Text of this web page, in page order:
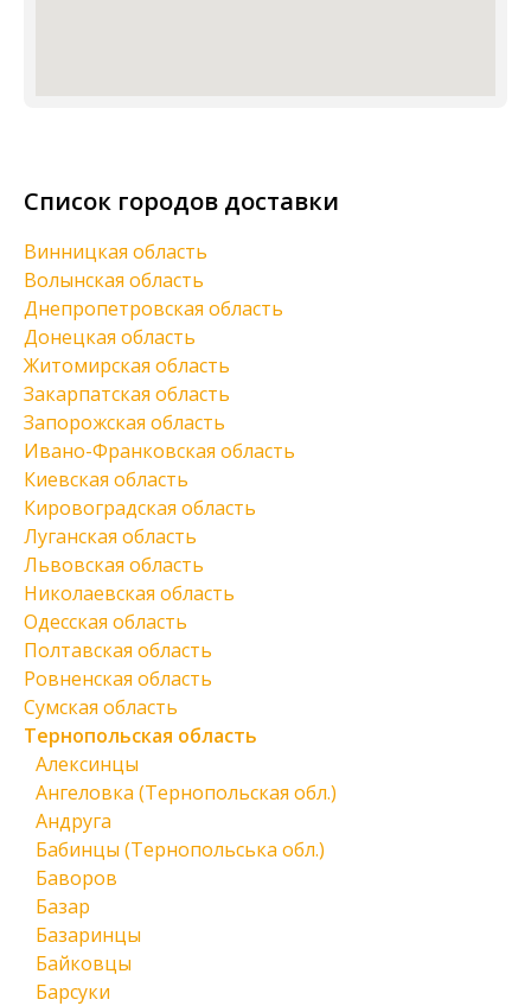
Список городов доставки
Винницкая область
Волынская область
Днепропетровская область
Донецкая область
Житомирская область
Закарпатская область
Запорожская область
Ивано-Франковская область
Киевская область
Кировоградская область
Луганская область
Львовская область
Николаевская область
Одесская область
Полтавская область
Ровненская область
Сумская область
Тернопольская область
Алексинцы
Ангеловка (Тернопольская обл.)
Андруга
Бабинцы (Тернопольська обл.)
Баворов
Базар
Базаринцы
Байковцы
Барсуки